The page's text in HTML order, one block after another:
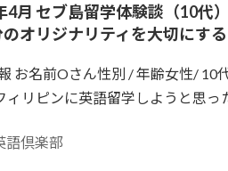
4月 セブ島留学体験談（10
オリジナリティを大切にす
お名前Oさん性別 / 年齢女性/ 10
ィリピンに英語留学しようと思
語倶楽部